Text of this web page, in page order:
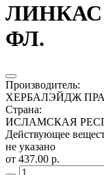
ЛИНКАС
ФЛ.
Производитель:
ХЕРБАЛЭЙДЖ
Страна:
ИСЛАМСКАЯ
Действующее
не указано
от 437.00 р.